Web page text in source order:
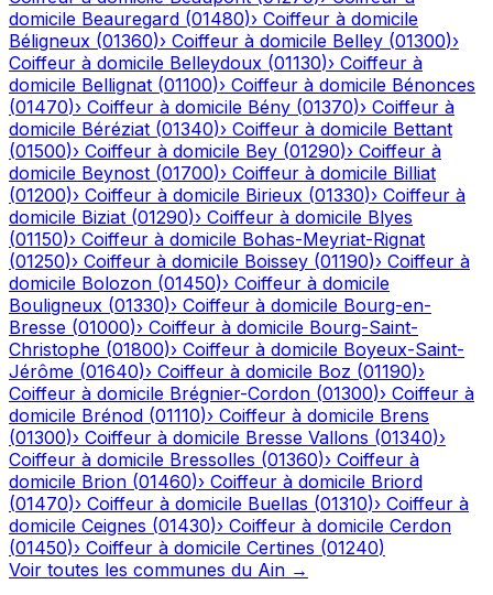
domicile Beauregard (01480)› Coiffeur à domicile
Béligneux (01360)› Coiffeur à domicile Belley (01300)›
Coiffeur à domicile Belleydoux (01130)› Coiffeur à
domicile Bellignat (01100)› Coiffeur à domicile Bénonces
(01470)› Coiffeur à domicile Bény (01370)› Coiffeur à
domicile Béréziat (01340)› Coiffeur à domicile Bettant
(01500)› Coiffeur à domicile Bey (01290)› Coiffeur à
domicile Beynost (01700)› Coiffeur à domicile Billiat
(01200)› Coiffeur à domicile Birieux (01330)› Coiffeur à
domicile Biziat (01290)› Coiffeur à domicile Blyes
(01150)› Coiffeur à domicile Bohas-Meyriat-Rignat
(01250)› Coiffeur à domicile Boissey (01190)› Coiffeur à
domicile Bolozon (01450)› Coiffeur à domicile
Bouligneux (01330)› Coiffeur à domicile Bourg-en-
Bresse (01000)› Coiffeur à domicile Bourg-Saint-
Christophe (01800)› Coiffeur à domicile Boyeux-Saint-
Jérôme (01640)› Coiffeur à domicile Boz (01190)›
Coiffeur à domicile Brégnier-Cordon (01300)› Coiffeur à
domicile Brénod (01110)› Coiffeur à domicile Brens
(01300)› Coiffeur à domicile Bresse Vallons (01340)›
Coiffeur à domicile Bressolles (01360)› Coiffeur à
domicile Brion (01460)› Coiffeur à domicile Briord
(01470)› Coiffeur à domicile Buellas (01310)› Coiffeur à
domicile Ceignes (01430)› Coiffeur à domicile Cerdon
(01450)› Coiffeur à domicile Certines (01240)
Voir toutes les communes du Ain →